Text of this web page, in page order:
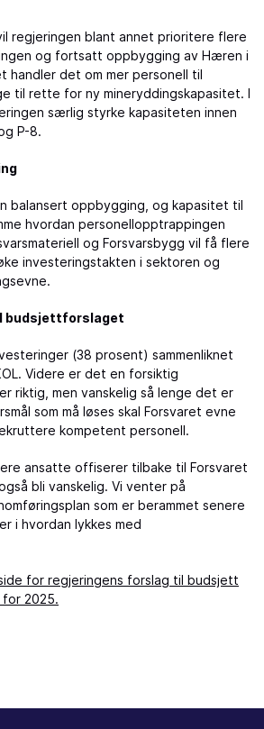
regjeringen blant annet prioritere flere
og fortsatt oppbygging av Hæren i
handler det om mer personell til
til rette for ny mineryddingskapasitet. I
særlig styrke kapasiteten innen
P-8.
balansert oppbygging, og kapasitet til
hvordan personellopptrappingen
og Forsvarsbygg vil få flere
investeringstakten i sektoren og
budsjettforslaget
(38 prosent) sammenliknet
Videre er det en forsiktig
riktig, men vanskelig så lenge det er
som må løses skal Forsvaret evne
kompetent personell.
ansatte offiserer tilbake til Forsvaret
bli vanskelig. Vi venter på
som er berammet senere
i hvordan lykkes med
for regjeringens forslag til budsjett
2025.